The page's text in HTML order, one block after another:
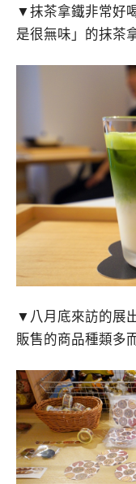
▼抹茶拿鐵非常好
是很無味」的抹茶
▼八月底來訪的展
販售的商品種類多